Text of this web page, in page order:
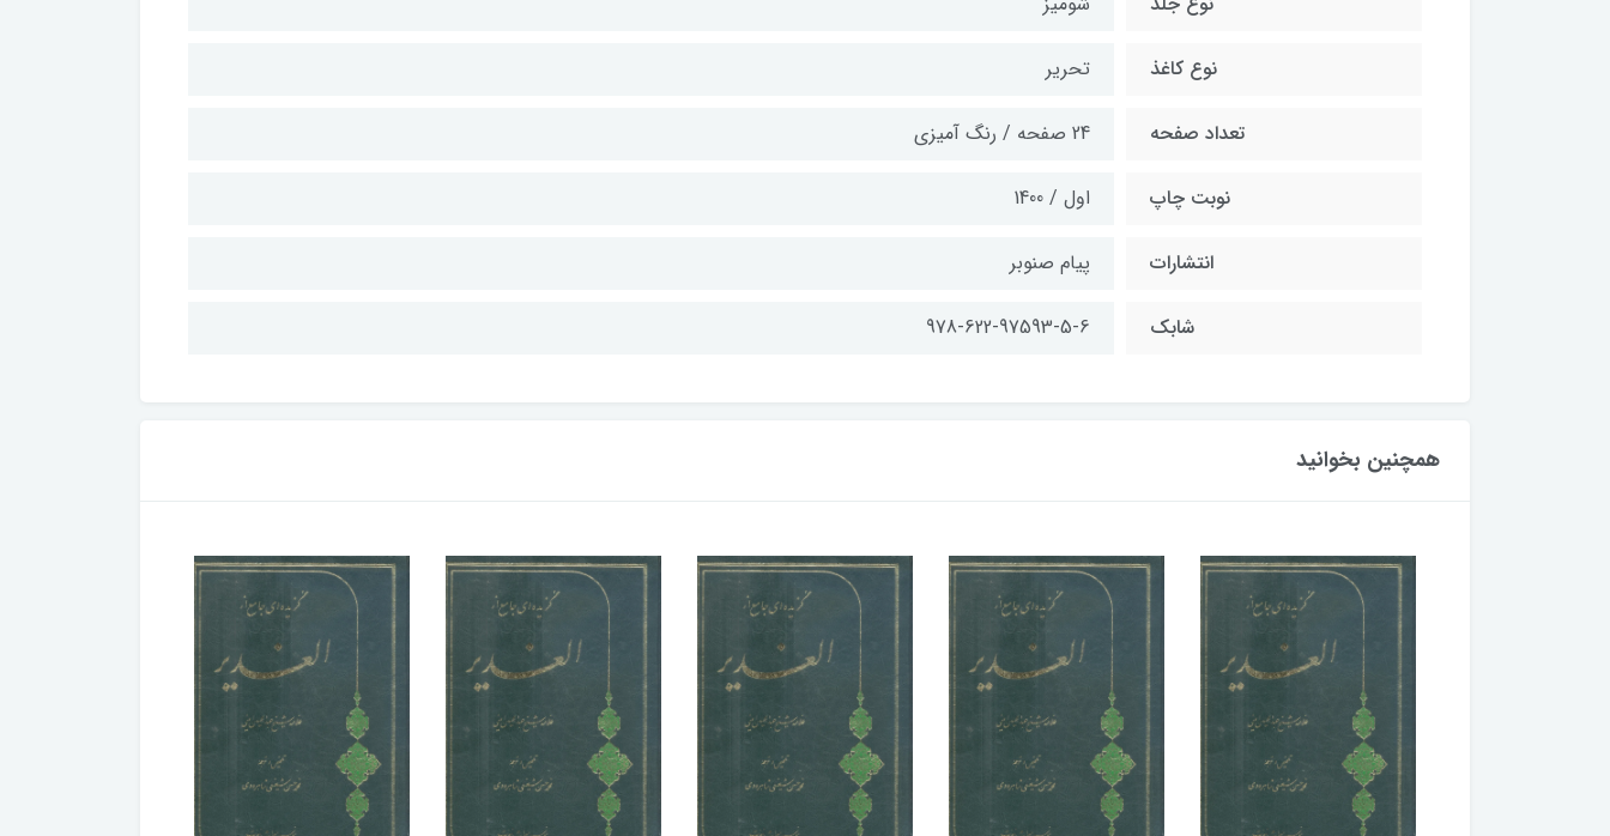
نوع کاغذ تحریر
تعداد صفحه 24 صفحه / رنگ آمیزی
نوبت چاپ اول / 1400
انتشارات پیام صنوبر
شابک 978-622-97593-5-6
همچنین بخوانید